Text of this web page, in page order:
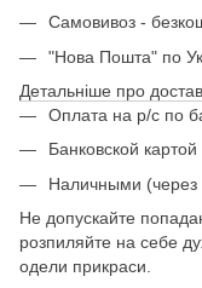
Самовивоз -
"Нова Пошта" по
Детальніше про
Оплата на р/с по
Банковской картой
Наличными (через
Не допускайте
розпиляйте на себе
одели прикраси.